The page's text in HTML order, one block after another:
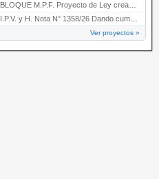
BLOQUE M.P.F. Proyecto de Ley creando el Ente Único Regulador de servicios públicos de la …
I.P.V. y H. Nota N° 1358/26 Dando cumplimiento al artículo 29 de la Ley provincial N° 1399…
Ver proyectos »